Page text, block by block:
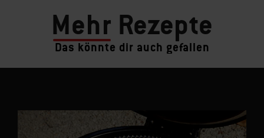
Mehr Rezepte
Das könnte dir auch gefallen